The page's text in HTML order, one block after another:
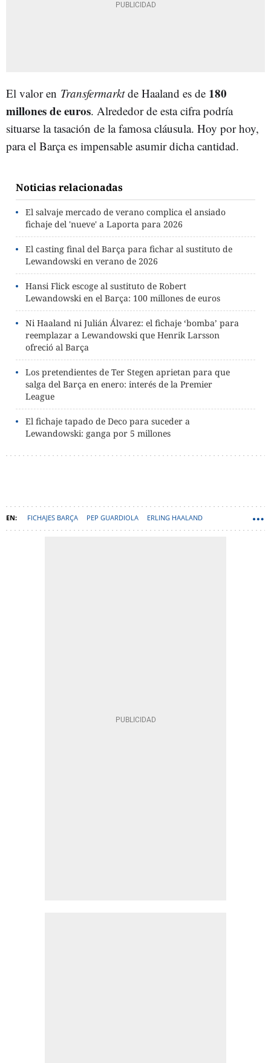
El valor en Transfermarktde Haaland es de 180
millones de euros. Alrededor de esta cifra podría
situarse la tasación de la famosa cláusula. Hoy por hoy,
para el Barça es impensable asumir dicha cantidad.
Noticias relacionadas
El salvaje mercado de verano complica el ansiado
fichaje del 'nueve' a Laporta para 2026
El casting final del Barça para fichar al sustituto de
Lewandowski en verano de 2026
Hansi Flick escoge al sustituto de Robert
Lewandowski en el Barça: 100 millones de euros
Ni Haaland ni Julián Álvarez: el fichaje ‘bomba’ para
reemplazar a Lewandowski que Henrik Larsson
ofreció al Barça
Los pretendientes de Ter Stegen aprietan para que
salga del Barça en enero: interés de la Premier
League
El fichaje tapado de Deco para suceder a
Lewandowski: ganga por 5 millones
FICHAJES BARÇA PEP GUARDIOLA ERLING HAALAND